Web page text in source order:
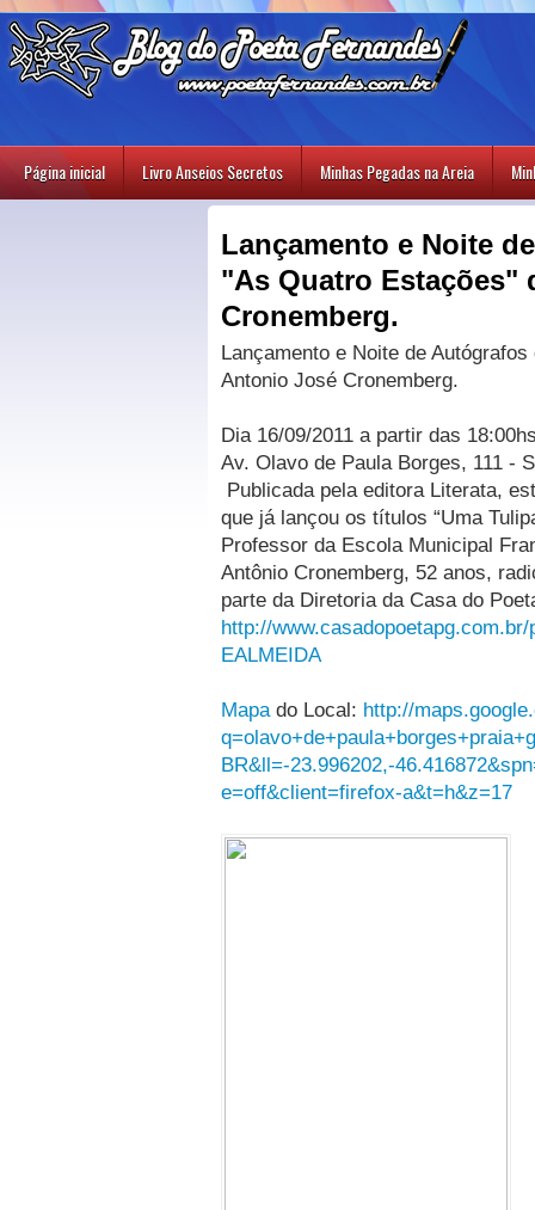
Página inicial Livro Anseios Secretos Minhas Pegadas na Areia
Lançamento e Noite
"As Quatro Estações"
Cronemberg.
Lançamento e Noite de
Antonio José Cronemberg.
Dia 16/09/2011 a partir das
Av. Olavo de Paula Borges, 111 -
Publicada pela editora Literata,
que já lançou os títulos “Uma
Professor da Escola Municipal
Antônio Cronemberg, 52 anos,
parte da Diretoria da Casa do
http://
EALMEIDA
Mapa do Local: http://
BR&ll=-23.996202,-
e=off&client=firefox-a&t=h&z=17